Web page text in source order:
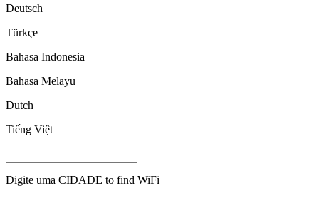
Deutsch
Türkçe
Bahasa Indonesia
Bahasa Melayu
Dutch
Tiếng Việt
Digite uma CIDADE to find WiFi